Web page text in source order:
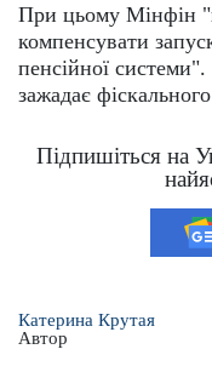
При цьому Мінфін
компенсувати
пенсійної
зажадає
Підпишіться на
Катерина Крутая
Автор